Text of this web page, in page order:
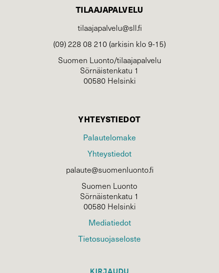
TILAAJAPALVELU
tilaajapalvelu@sll.fi
(09) 228 08 210 (arkisin klo 9-15)
Suomen Luonto/tilaajapalvelu
Sörnäistenkatu 1
00580 Helsinki
YHTEYSTIEDOT
Palautelomake
Yhteystiedot
palaute@suomenluonto.fi
Suomen Luonto
Sörnäistenkatu 1
00580 Helsinki
Mediatiedot
Tietosuojaseloste